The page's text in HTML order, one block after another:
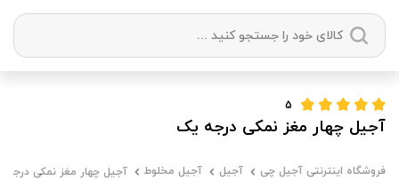
دسته بندی ها
آجیل میوه خشک زعفران
فروشگاه اینترنتی آجیل چی آجیل آجیل مخلوط آجیل چهار مغز نمکی درجه
5
آجیل چهار مغز نمکی درجه یک